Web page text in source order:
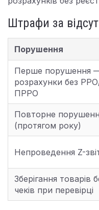
Штрафи за
Порушення
Перше порушення
розрахунки без
ПРРО
Повторне
(протягом року)
Непроведення Z-
Зберігання товарів
чеків при перевірці